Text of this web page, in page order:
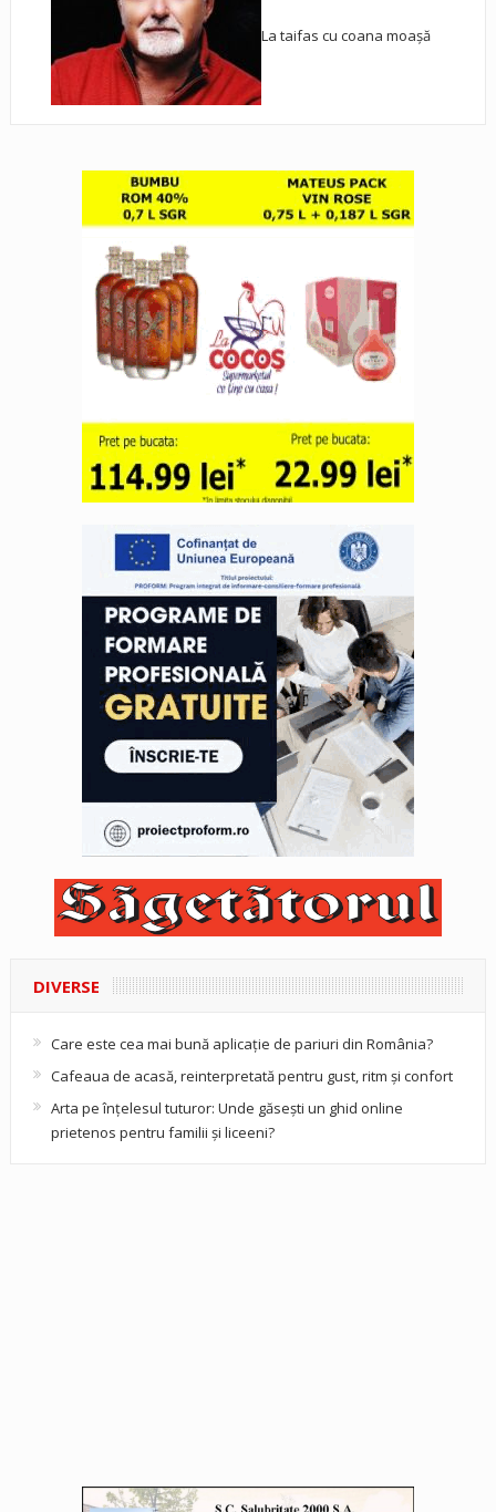
La taifas cu coana moașă
DIVERSE
Care este cea mai bună aplicație de pariuri din România?
Cafeaua de acasă, reinterpretată pentru gust, ritm și confort
Arta pe înțelesul tuturor: Unde găsești un ghid online
prietenos pentru familii și liceeni?